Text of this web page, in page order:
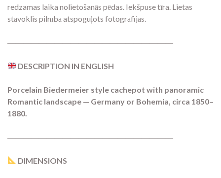
redzamas laika nolietošanās pēdas. Iekšpuse tīra. Lietas
stāvoklis pilnībā atspoguļots fotogrāfijās.
―――――――――――――――――――――
DESCRIPTION IN ENGLISH
Porcelain Biedermeier style cachepot with panoramic
Romantic landscape — Germany or Bohemia, circa 1850–
1880.
―――――――――――――――――――――
DIMENSIONS